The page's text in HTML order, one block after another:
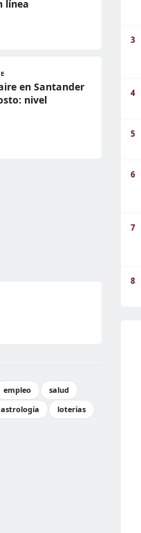
línea
en Santander
nivel
empleo
salud
astrología
loterías
3
4
5
6
7
8